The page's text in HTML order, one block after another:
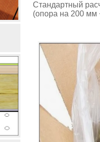
Стандартный
(опора на 200 мм